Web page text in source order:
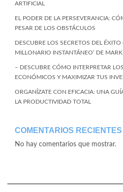
ARTIFICIAL
EL PODER DE LA PERSEVERANCIA:
PESAR DE LOS OBSTÁCULOS
DESCUBRE LOS SECRETOS DEL ÉXITO
MILLONARIO INSTANTÁNEO’ DE MARK
– DESCUBRE CÓMO INTERPRETAR
ECONÓMICOS Y MAXIMIZAR TUS
ORGANÍZATE CON EFICACIA: UNA
LA PRODUCTIVIDAD TOTAL
COMENTARIOS RECIENTES
No hay comentarios que mostrar.